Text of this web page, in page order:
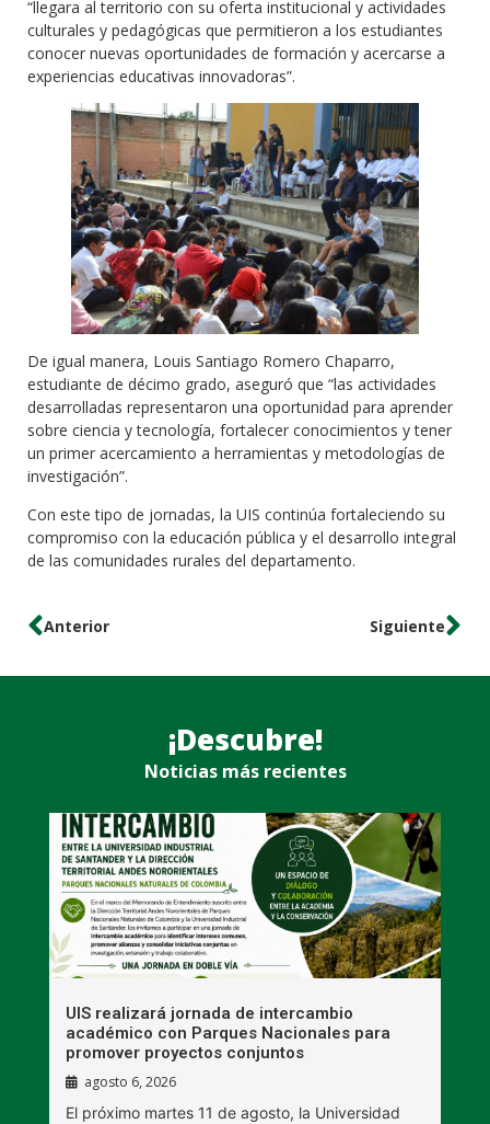
“llegara al territorio con su oferta institucional y actividades
culturales y pedagógicas que permitieron a los estudiantes
conocer nuevas oportunidades de formación y acercarse a
experiencias educativas innovadoras”.
De igual manera, Louis Santiago Romero Chaparro,
estudiante de décimo grado, aseguró que “las actividades
desarrolladas representaron una oportunidad para aprender
sobre ciencia y tecnología, fortalecer conocimientos y tener
un primer acercamiento a herramientas y metodologías de
investigación”.
Con este tipo de jornadas, la UIS continúa fortaleciendo su
compromiso con la educación pública y el desarrollo integral
de las comunidades rurales del departamento.
Anterior Siguiente
¡Descubre!
Noticias más recientes
UIS realizará jornada de intercambio
académico con Parques Nacionales para
promover proyectos conjuntos
agosto 6, 2026
El próximo martes 11 de agosto, la Universidad